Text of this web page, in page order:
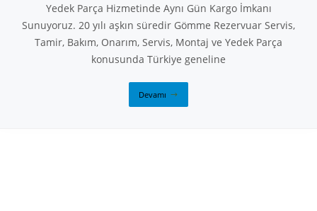
Yedek Parça Hizmetinde Aynı Gün Kargo İmkanı
Sunuyoruz. 20 yılı aşkın süredir Gömme Rezervuar Servis,
Tamir, Bakım, Onarım, Servis, Montaj ve Yedek Parça
konusunda Türkiye geneline
Devamı